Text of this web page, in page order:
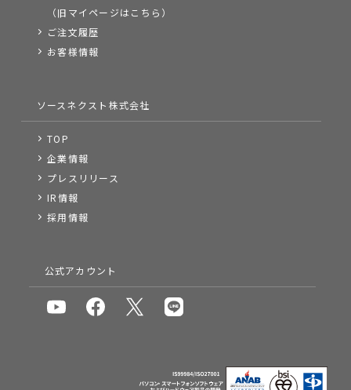
（旧マイページはこちら）
ご注文履歴
お客様情報
ソースネクスト株式会社
TOP
企業情報
プレスリリース
IR情報
採用情報
公式アカウント